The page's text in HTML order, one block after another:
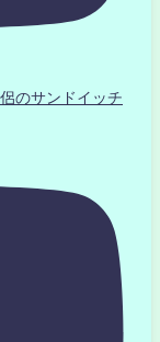
のサンドイッチ